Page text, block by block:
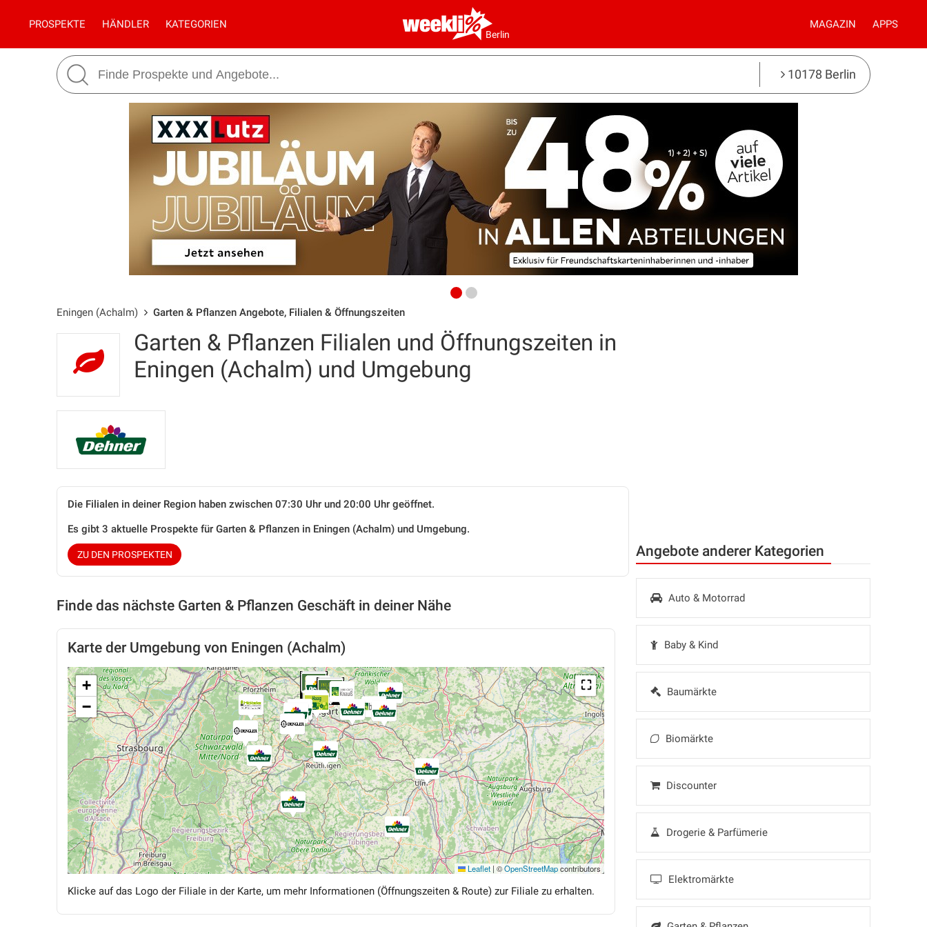
Berlin
PROSPEKTE HÄNDLER KATEGORIEN MAGAZIN APPS
10178 Berlin
Eningen (Achalm) Garten & Pflanzen Angebote, Filialen & Öffnungszeiten
Angebote anderer Kategorien
Auto & Motorrad
Baby & Kind
Baumärkte
Biomärkte
Discounter
Drogerie & Parfümerie
Elektromärkte
Garten & Pflanzen Filialen und Öffnungszeiten in
Eningen (Achalm) und Umgebung
Die Filialen in deiner Region haben zwischen 07:30 Uhr und 20:00 Uhr geöffnet.
Es gibt 3 aktuelle Prospekte für Garten & Pflanzen in Eningen (Achalm) und Umgebung.
ZU DEN PROSPEKTEN
Finde das nächste Garten & Pflanzen Geschäft in deiner Nähe
Karte der Umgebung von Eningen (Achalm)
⛶
+
−
Leaflet | ©OpenStreetMapcontributors
Klicke auf das Logo der Filiale in der Karte, um mehr Informationen (Öffnungszeiten & Route) zur Filiale zu erhalten.